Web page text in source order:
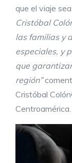
que el viaje
Cristóbal
las familias y
especiales, y
que
región”
Cristóbal
Centroamérica.